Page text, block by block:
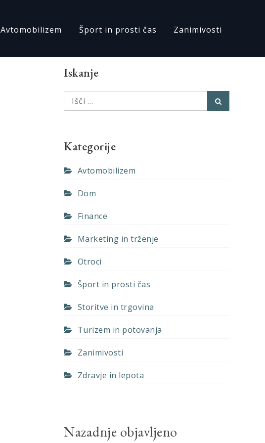
Avtomobilizem Šport in prosti čas Zanimivosti
Iskanje
Išči:
Kategorije
Avtomobilizem
Dom
Finance
Marketing in trženje
Otroci
Šport in prosti čas
Storitve in trgovina
Turizem in potovanja
Zanimivosti
Zdravje in lepota
Nazadnje objavljeno